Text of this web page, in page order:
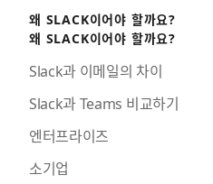
왜 SLACK이어야 할까요?
왜 SLACK이어야 할까요?
Slack과 이메일의 차이
Slack과 Teams 비교하기
엔터프라이즈
소기업